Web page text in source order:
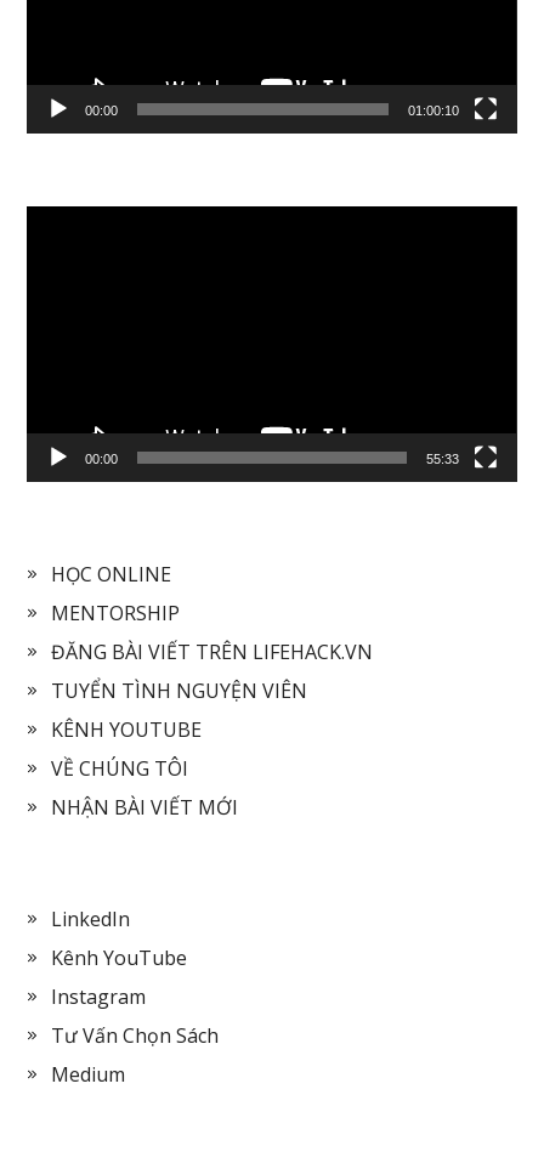
00:00 01:00:10
00:00 55:33
HỌC ONLINE
MENTORSHIP
ĐĂNG BÀI VIẾT TRÊN LIFEHACK.VN
TUYỂN TÌNH NGUYỆN VIÊN
KÊNH YOUTUBE
VỀ CHÚNG TÔI
NHẬN BÀI VIẾT MỚI
LinkedIn
Kênh YouTube
Instagram
Tư Vấn Chọn Sách
Medium